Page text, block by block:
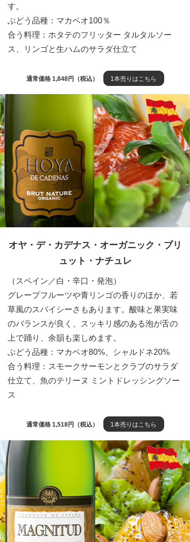
す。
ぶどう品種：マカベオ100％
合う料理：ホタテのフリッター タルタルソー
ス、リンゴと生ハムのサラダ仕立て
通常価格 1,848円（税込） 1本売りはこちら
オヤ・デ・カデナス・オーガニック・ ブリ
ュット・ナチュレ
（スペイン／白・辛口・発泡）
グレープフルーツや青リンゴの香りのほか、若
草風のスパイシーさもあります。酸味と果実味
のバランスが良く、スッキリ感のある泡が舌の
上で踊り、余韻も楽しめます。
ぶどう品種：マカベオ80%、シャルドネ20%
合う料理：スモークサーモンとクラブのサラダ
仕立て、魚のテリーヌ ミントドレッシングソー
ス
通常価格 1,518円（税込） 1本売りはこちら